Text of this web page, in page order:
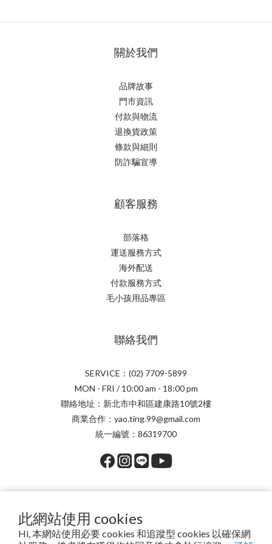
此網站使用 cookies
Hi, 本網站使用必要 cookies 和追蹤型 cookies 以確保網
關於我們
品牌故事
門市資訊
付款與物流
退換貨政策
條款與細則
防詐騙宣導
顧客服務
部落格
運送服務方式
海外配送
付款服務方式
毛小孩用品專區
聯絡我們
SERVICE：(02) 7709-5899
MON - FRI / 10:00 am - 18:00 pm
聯絡地址：新北市中和區建康路10號2樓
商業合作：yao.ting.99@gmail.com
統一編號：86319700
提醒您，我們不會以電話或簡訊方式通知變更付款方式。